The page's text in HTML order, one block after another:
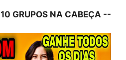
GRUPOS NA CABEÇA --